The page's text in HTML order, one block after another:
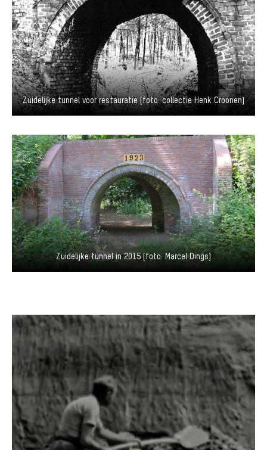
Zuidelijke tunnel voor restauratie (foto: collectie Henk Croonen)
Zuidelijke tunnel in 2015 (foto: Marcel Dings)